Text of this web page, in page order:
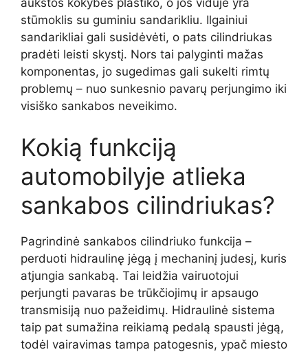
aukštos kokybės plastiko, o jos viduje yra
stūmoklis su guminiu sandarikliu. Ilgainiui
sandarikliai gali susidėvėti, o pats cilindriukas
pradėti leisti skystį. Nors tai palyginti mažas
komponentas, jo sugedimas gali sukelti rimtų
problemų – nuo sunkesnio pavarų perjungimo iki
visiško sankabos neveikimo.
Kokią funkciją
automobilyje atlieka
sankabos cilindriukas?
Pagrindinė sankabos cilindriuko funkcija –
perduoti hidraulinę jėgą į mechaninį judesį, kuris
atjungia sankabą. Tai leidžia vairuotojui
perjungti pavaras be trūkčiojimų ir apsaugo
transmisiją nuo pažeidimų. Hidraulinė sistema
taip pat sumažina reikiamą pedalą spausti jėgą,
todėl vairavimas tampa patogesnis, ypač miesto